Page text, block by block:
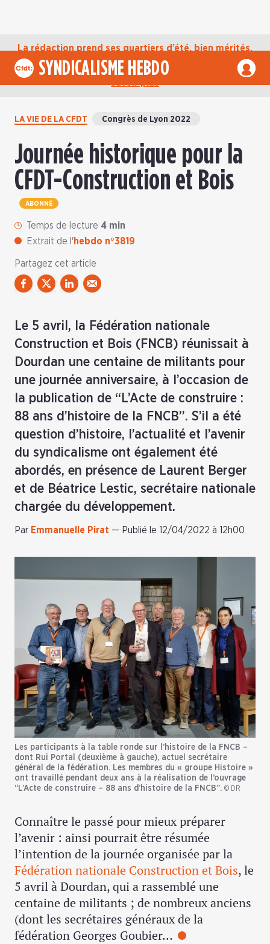
La rédaction prend ses quartiers d’été, bien mérités,
jusqu’au mardi 1er septembre. D’ici là, retrouvez
l’actualité de la CFDT sur notre compte Bluesky. En
SYNDICALISME HEBDO
LA VIE DE LA CFDT Congrès de Lyon 2022
Journée historique pour la
CFDT-Construction et Bois
ABONNÉ
Temps de lecture 4 min
Extrait de l'hebdo n°3819
Partagez cet article
Le 5 avril, la Fédération nationale
Construction et Bois (FNCB) réunissait à
Dourdan une centaine de militants pour
une journée anniversaire, à l’occasion de
la publication de “L’Acte de construire :
88 ans d’histoire de la FNCB”. S’il a été
question d’histoire, l’actualité et l’avenir
du syndicalisme ont également été
abordés, en présence de Laurent Berger
et de Béatrice Lestic, secrétaire nationale
chargée du développement.
Par Emmanuelle Pirat — Publié le 12/04/2022 à 12h00
Les participants à la table ronde sur l’histoire de la FNCB –
dont Rui Portal (deuxième à gauche), actuel secrétaire
général de la fédération. Les membres du « groupe Histoire »
ont travaillé pendant deux ans à la réalisation de l’ouvrage
“L’Acte de construire – 88 ans d’histoire de la FNCB”. © DR
Connaître le passé pour mieux préparer
l’avenir : ainsi pourrait être résumée
l’intention de la journée organisée par la
Fédération nationale Construction et Bois, le
5 avril à Dourdan, qui a rassemblé une
centaine de militants ; de nombreux anciens
(dont les secrétaires généraux de la
fédération Georges Goubier…